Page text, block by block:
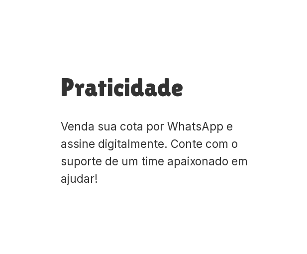
Praticidade
Venda sua cota por WhatsApp e
assine digitalmente. Conte com o
suporte de um time apaixonado em
ajudar!